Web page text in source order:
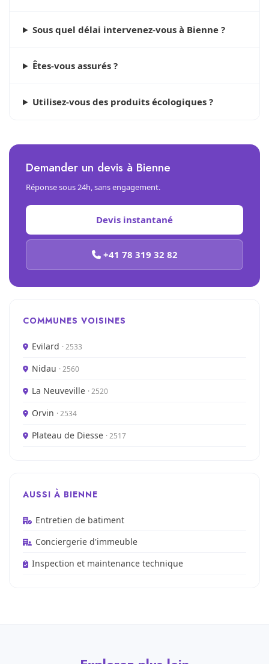
Sous quel délai intervenez-vous à Bienne ?
Êtes-vous assurés ?
Utilisez-vous des produits écologiques ?
Demander un devis à Bienne
Réponse sous 24h, sans engagement.
Devis instantané
+41 78 319 32 82
COMMUNES VOISINES
Evilard · 2533
Nidau · 2560
La Neuveville · 2520
Orvin · 2534
Plateau de Diesse · 2517
AUSSI À BIENNE
Entretien de batiment
Conciergerie d'immeuble
Inspection et maintenance technique